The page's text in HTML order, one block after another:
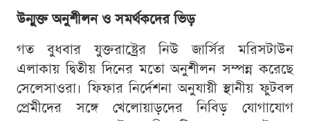
উন্মুক্ত অনুশীলন ও সমর্থকদের ভিড়
গত বুধবার যুক্তরাষ্ট্রের নিউ জার্সির মরিসটাউন
এলাকায় দ্বিতীয় দিনের মতো অনুশীলন সম্পন্ন করেছে
সেলেসাওরা। ফিফার নির্দেশনা অনুযায়ী স্থানীয় ফুটবল
প্রেমীদের সঙ্গে খেলোয়াড়দের নিবিড় যোগাযোগ